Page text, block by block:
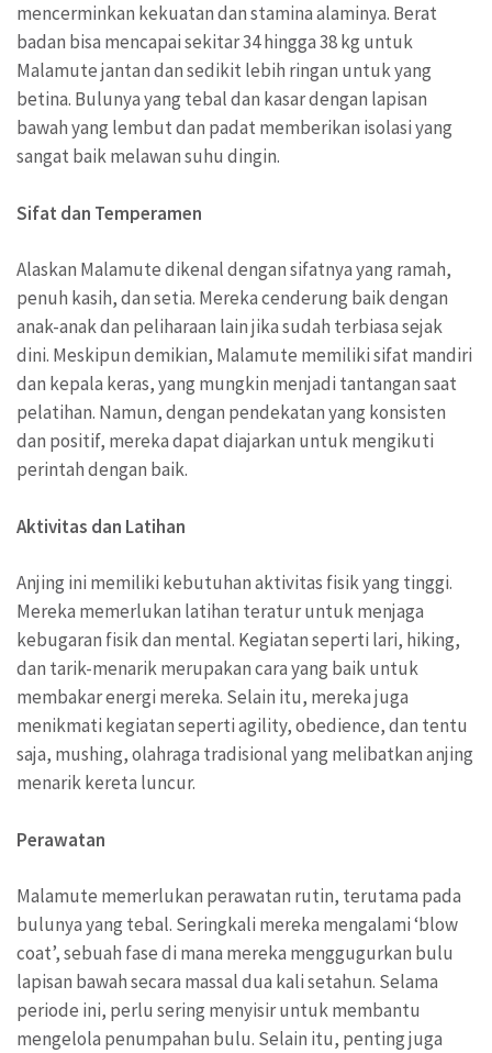
mencerminkan kekuatan dan stamina alaminya. Berat
badan bisa mencapai sekitar 34 hingga 38 kg untuk
Malamute jantan dan sedikit lebih ringan untuk yang
betina. Bulunya yang tebal dan kasar dengan lapisan
bawah yang lembut dan padat memberikan isolasi yang
sangat baik melawan suhu dingin.
Sifat dan Temperamen
Alaskan Malamute dikenal dengan sifatnya yang ramah,
penuh kasih, dan setia. Mereka cenderung baik dengan
anak-anak dan peliharaan lain jika sudah terbiasa sejak
dini. Meskipun demikian, Malamute memiliki sifat mandiri
dan kepala keras, yang mungkin menjadi tantangan saat
pelatihan. Namun, dengan pendekatan yang konsisten
dan positif, mereka dapat diajarkan untuk mengikuti
perintah dengan baik.
Aktivitas dan Latihan
Anjing ini memiliki kebutuhan aktivitas fisik yang tinggi.
Mereka memerlukan latihan teratur untuk menjaga
kebugaran fisik dan mental. Kegiatan seperti lari, hiking,
dan tarik-menarik merupakan cara yang baik untuk
membakar energi mereka. Selain itu, mereka juga
menikmati kegiatan seperti agility, obedience, dan tentu
saja, mushing, olahraga tradisional yang melibatkan anjing
menarik kereta luncur.
Perawatan
Malamute memerlukan perawatan rutin, terutama pada
bulunya yang tebal. Seringkali mereka mengalami ‘blow
coat’, sebuah fase di mana mereka menggugurkan bulu
lapisan bawah secara massal dua kali setahun. Selama
periode ini, perlu sering menyisir untuk membantu
mengelola penumpahan bulu. Selain itu, penting juga